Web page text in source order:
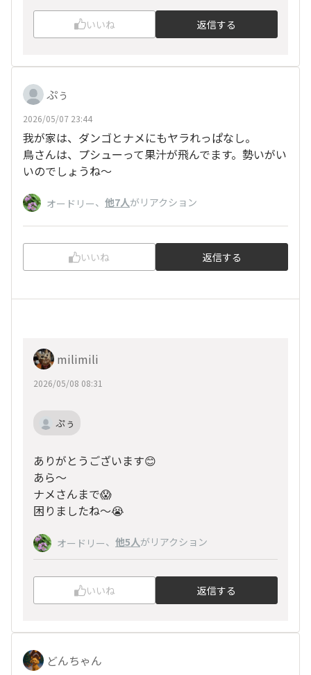
いいね 返信する
ぷぅ
2026/05/07 23:44
我が家は、ダンゴとナメにもヤラれっぱなし。
鳥さんは、プシューって果汁が飛んでます。勢いがい
いのでしょうね〜
オードリー、 他7人がリアクション
いいね 返信する
milimili
2026/05/08 08:31
ぷぅ
ありがとうございます😊
あら〜
ナメさんまで😱
困りましたね〜😭
オードリー、 他5人がリアクション
いいね 返信する
どんちゃん